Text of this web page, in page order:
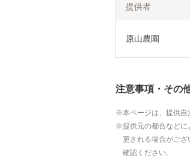
提供者
原山農園
注意事項・その
本ページは、提供自
提供元の都合など
更される場合がご
確認ください。